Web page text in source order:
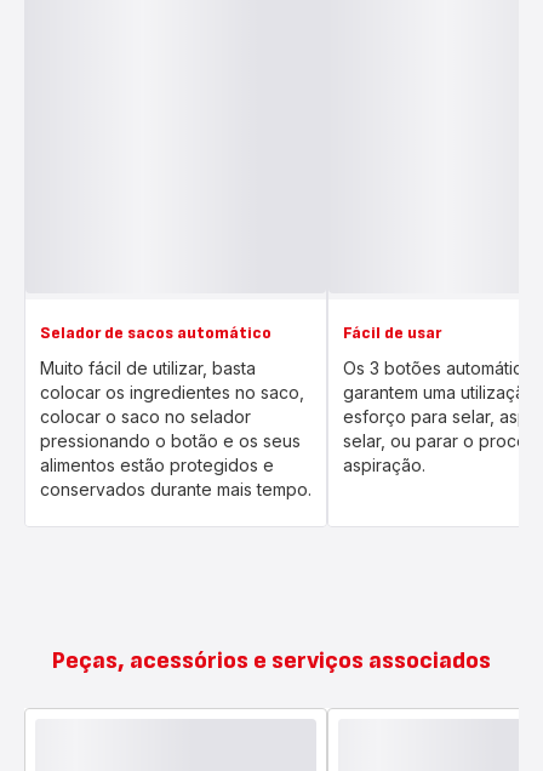
Selador de sacos automático
Muito fácil de utilizar, basta
colocar os ingredientes no saco,
colocar o saco no selador
pressionando o botão e os seus
alimentos estão protegidos e
conservados durante mais tempo.
Fácil de usar
Os 3 botões automáticos
garantem uma utilização
esforço para selar,
selar, ou parar o
aspiração.
Peças, acessórios e serviços associados